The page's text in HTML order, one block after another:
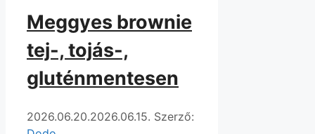
Meggyes brownie
tej-, tojás-,
gluténmentesen
2026.06.20.2026.06.15. Szerző: